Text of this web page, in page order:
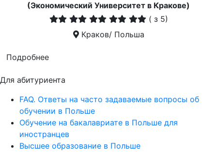
(Экономический Университет в Кракове)
( з 5)
Краков/ Польша
Подробнее
Для абитуриента
FAQ. Ответы на часто задаваемые вопросы об
обучении в Польше
Обучение на бакалавриате в Польше для
иностранцев
Высшее образование в Польше